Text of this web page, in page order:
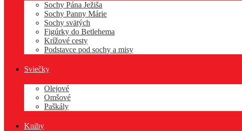
Sochy Pána Ježiša
Sochy Panny Márie
Sochy svätých
Figúrky do Betlehema
Krížové cesty
Podstavce pod sochy a misy
Sviečky
Olejové
Omšové
Paškály
Knihy